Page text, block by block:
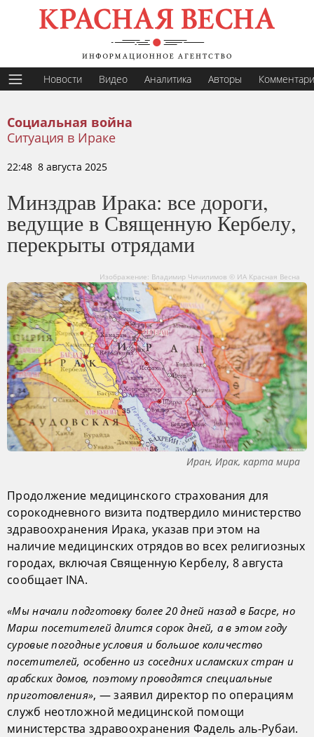
Новости Видео Аналитика Авторы
Социальная война
Ситуация в Ираке
22:48 8 августа 2025
Минздрав Ирака: все дороги,
ведущие в Священную Кербелу,
перекрыты отрядами
Изображение: Владимир Чичилимов © ИА Красная Весна
Иран, Ирак, карта мира
Продолжение медицинского страхования для
сорокодневного визита подтвердило министерство
здравоохранения Ирака, указав при этом на
наличие медицинских отрядов во всех религиозных
городах, включая Священную Кербелу, 8 августа
сообщает INA.
«Мы начали подготовку более 20 дней назад в Басре, но
Марш посетителей длится сорок дней, а в этом году
суровые погодные условия и большое количество
посетителей, особенно из соседних исламских стран и
арабских домов, поэтому проводятся специальные
приготовления», — заявил директор по операциям
служб неотложной медицинской помощи
министерства здравоохранения Фадель аль-Рубаи.